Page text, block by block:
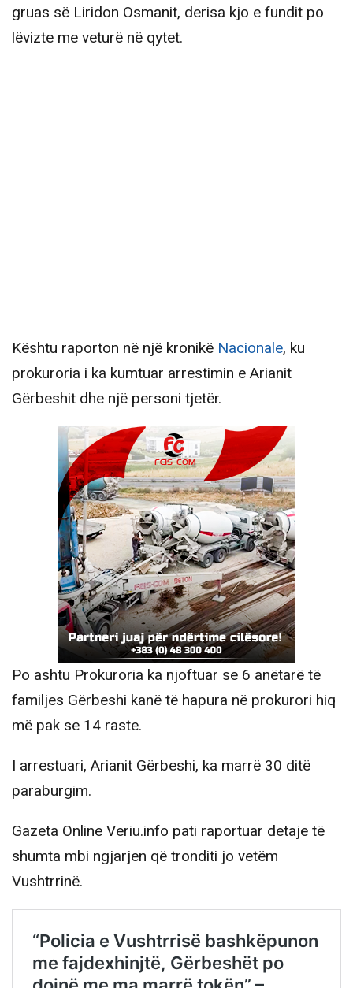
gruas së Liridon Osmanit, derisa kjo e fundit po
lëvizte me veturë në qytet.
Kështu raporton në një kronikë Nacionale, ku
prokuroria i ka kumtuar arrestimin e Arianit
Gërbeshit dhe një personi tjetër.
Po ashtu Prokuroria ka njoftuar se 6 anëtarë të
familjes Gërbeshi kanë të hapura në prokurori hiq
më pak se 14 raste.
I arrestuari, Arianit Gërbeshi, ka marrë 30 ditë
paraburgim.
Gazeta Online Veriu.info pati raportuar detaje të
shumta mbi ngjarjen që tronditi jo vetëm
Vushtrrinë.